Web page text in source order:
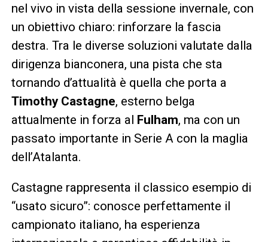
nel vivo in vista della sessione invernale, con
un obiettivo chiaro: rinforzare la fascia
destra. Tra le diverse soluzioni valutate dalla
dirigenza bianconera, una pista che sta
tornando d’attualità è quella che porta a
Timothy Castagne, esterno belga
attualmente in forza al Fulham, ma con un
passato importante in Serie A con la maglia
dell’Atalanta.
Castagne rappresenta il classico esempio di
“usato sicuro”: conosce perfettamente il
campionato italiano, ha esperienza